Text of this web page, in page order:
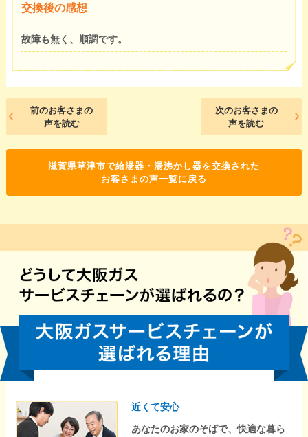
交換後の感想
故障も無く、順調です。
前のお客さまの
声を読む
次のお客さまの
声を読む
滋賀県草津市で給湯器・湯沸かし器を交換された
お客さまの声一覧に戻る
近くて安心
あなたのお家のそばで、快適な暮ら